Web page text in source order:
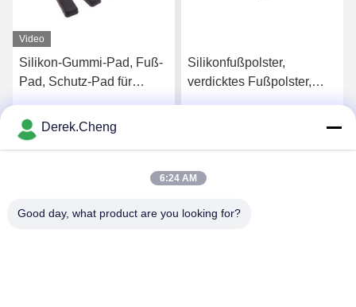
Video
Silikon-Gummi-Pad, Fuß-
Pad, Schutz-Pad für
Erhalten Sie besten Preis
Silikonfußpolster,
verdicktes Fußpolster,
Derek.Cheng
6:24 AM
Good day, what product are you looking for?